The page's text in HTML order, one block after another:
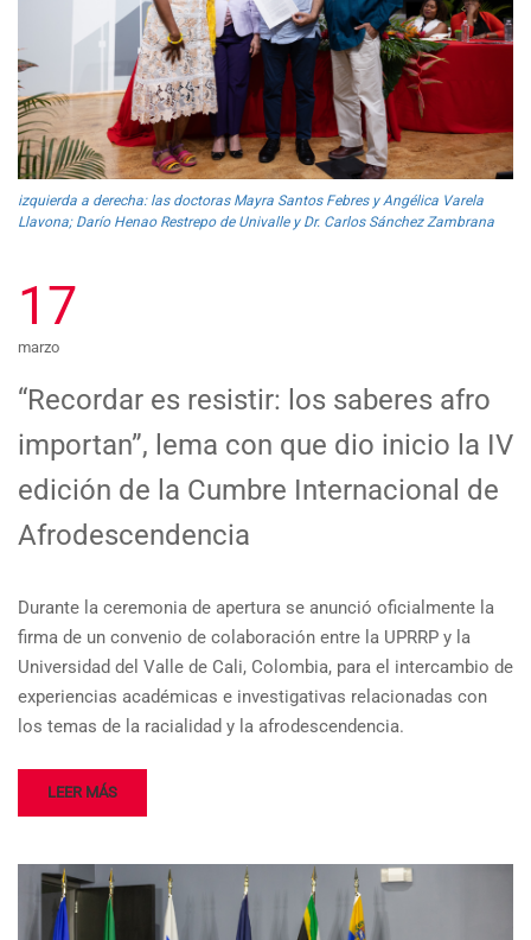
izquierda a derecha: las doctoras Mayra Santos Febres y Angélica Varela
Llavona; Darío Henao Restrepo de Univalle y Dr. Carlos Sánchez Zambrana
17
marzo
“Recordar es resistir: los saberes afro
importan”, lema con que dio inicio la IV
edición de la Cumbre Internacional de
Afrodescendencia
Durante la ceremonia de apertura se anunció oficialmente la
firma de un convenio de colaboración entre la UPRRP y la
Universidad del Valle de Cali, Colombia, para el intercambio de
experiencias académicas e investigativas relacionadas con
los temas de la racialidad y la afrodescendencia.
LEER MÁS